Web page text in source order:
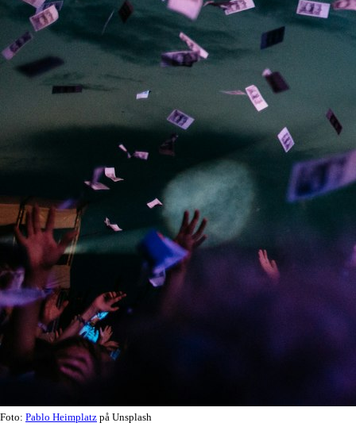
Foto: Pablo Heimplatz på Unsplash